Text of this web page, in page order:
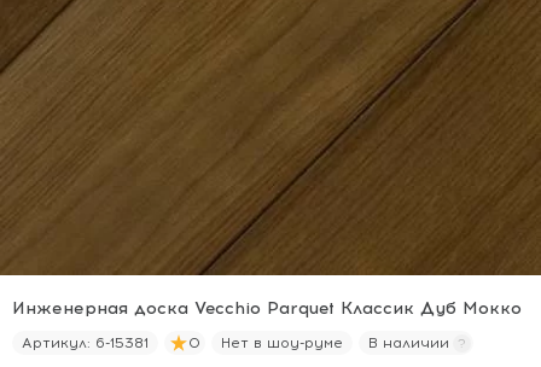
Инженерная доска Vecchio Parquet Классик Дуб Мокко
Артикул: 6-15381 0 Нет в шоу-руме В наличии